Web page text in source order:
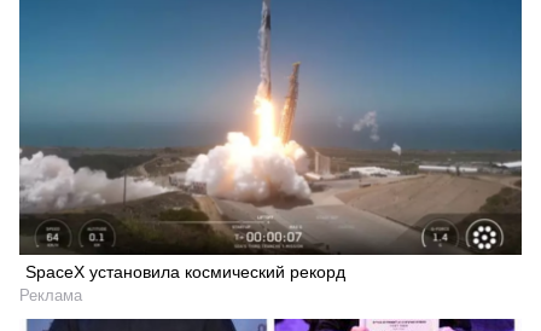
SpaceX установила космический рекорд
Реклама